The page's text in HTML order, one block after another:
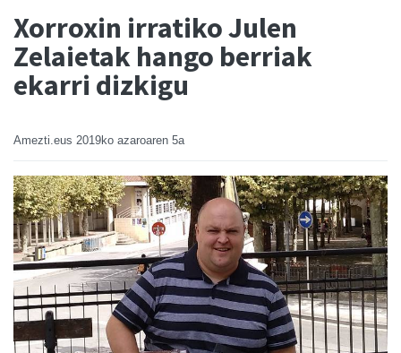
Xorroxin irratiko Julen
Zelaietak hango berriak
ekarri dizkigu
Amezti.eus 2019ko azaroaren 5a